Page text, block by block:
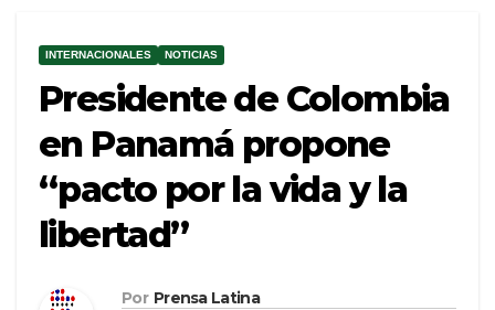
INTERNACIONALES NOTICIAS
Presidente de Colombia
en Panamá propone
“pacto por la vida y la
libertad”
Por Prensa Latina